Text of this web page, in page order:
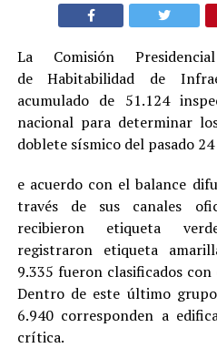
La Comisión
de Habitabilidad de
acumulado de 51.124
nacional para determinar
doblete sísmico del pasado
e acuerdo con el balance
través de sus canales
recibieron etiqueta
registraron etiqueta
9.335 fueron clasificados
Dentro de este último
6.940 corresponden a
crítica.